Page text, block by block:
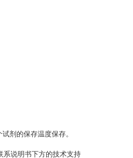
剂的保存温度保存。
说明书下方的技术支持